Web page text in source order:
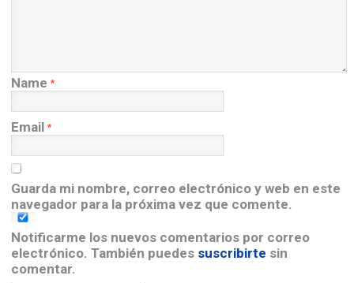
Name *
Email *
Guarda mi nombre, correo electrónico y web en este
navegador para la próxima vez que comente.
Notificarme los nuevos comentarios por correo
electrónico. También puedes suscribirte sin
comentar.